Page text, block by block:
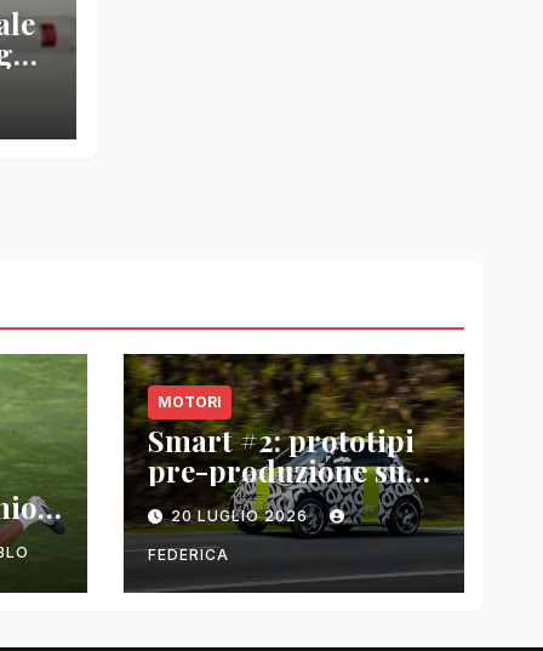
MOTORI
Smart #2: prototipi
pre-produzione su
strada prima del
paris motor show
2026
20 LUGLIO 2026
FEDERICA